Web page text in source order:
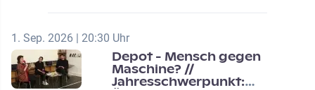
1. Sep. 2026 | 20:30 Uhr
Depot - Mensch gegen
Maschine? //
Jahresschwerpunkt: